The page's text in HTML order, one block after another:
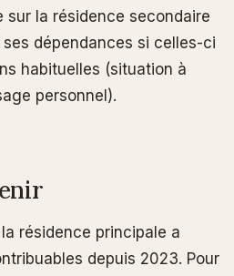
sur la résidence secondaire
dépendances si celles-ci
habituelles (situation à
personnel).
résidence principale a
depuis 2023. Pour